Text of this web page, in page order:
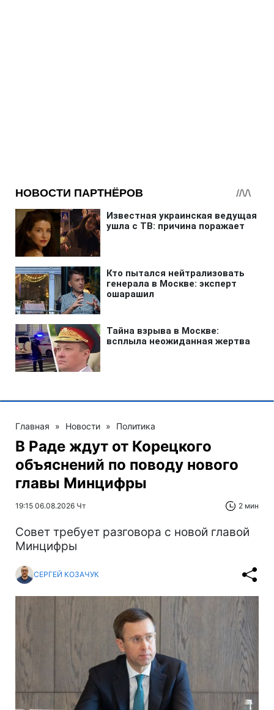
Главная » Новости » Политика
В Раде ждут от Корецкого
объяснений по поводу нового
главы Минцифры
19:15 06.08.2026 Чт 2 мин
Совет требует разговора с новой главой
Минцифры
СЕРГЕЙ КОЗАЧУК